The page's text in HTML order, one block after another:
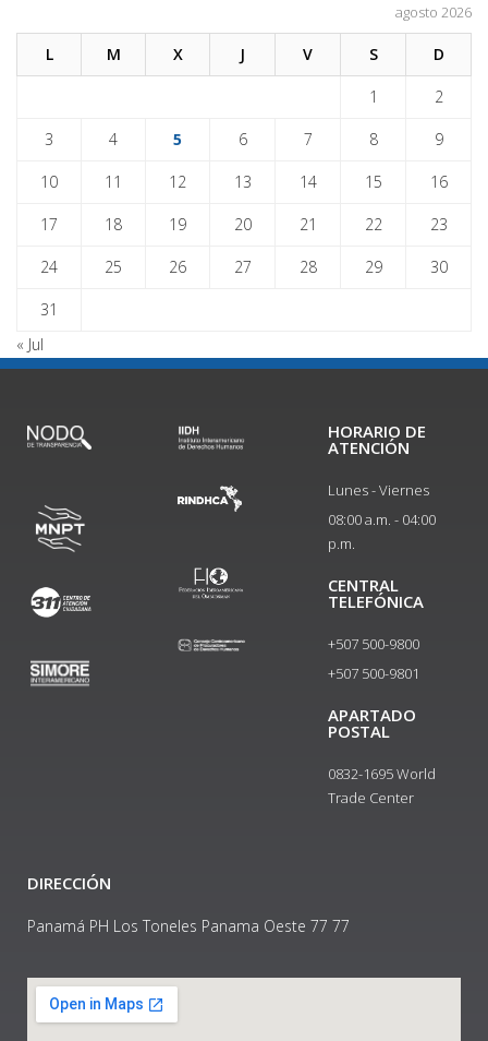
agosto 2026
L M X J V S D
1 2
3 4 5 6 7 8 9
10 11 12 13 14 15 16
17 18 19 20 21 22 23
24 25 26 27 28 29 30
31
« Jul
HORARIO DE
ATENCIÓN
Lunes - Viernes
08:00 a.m. - 04:00
p.m.
CENTRAL
TELEFÓNICA
+507 500-9800
+507 500-9801​
APARTADO
POSTAL
0832-1695 World
Trade Center
DIRECCIÓN
Panamá PH Los Toneles Panama Oeste 77 77